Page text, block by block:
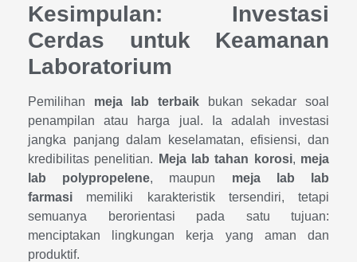
Kesimpulan: Investasi
Cerdas untuk Keamanan
Laboratorium
Pemilihan meja lab terbaik bukan sekadar soal
penampilan atau harga jual. Ia adalah investasi
jangka panjang dalam keselamatan, efisiensi, dan
kredibilitas penelitian.
Meja lab tahan korosi, meja
lab polypropelene, maupun meja lab lab
farmasi memiliki karakteristik tersendiri, tetapi
semuanya berorientasi pada satu tujuan:
menciptakan lingkungan kerja yang aman dan
produktif.